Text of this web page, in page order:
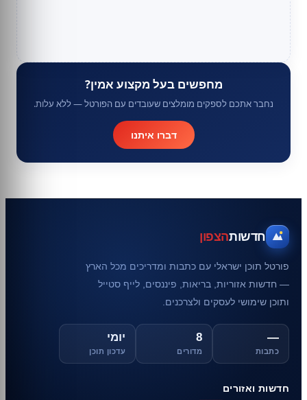
מחפשים בעל מקצוע אמין?
נחבר אתכם לספקים מומלצים שעובדים עם הפורטל — ללא עלות.
דברו איתנו
חדשותהצפון
פורטל תוכן ישראלי עם כתבות ומדריכים מכל הארץ
— חדשות אזוריות, בריאות, פיננסים, לייף סטייל
ותוכן שימושי לעסקים ולצרכנים.
—
כתבות
8
מדורים
יומי
עדכון תוכן
חדשות ואזורים